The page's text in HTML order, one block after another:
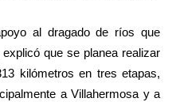
al dragado de ríos que
que se planea realizar
kilómetros en tres etapas,
a Villahermosa y a